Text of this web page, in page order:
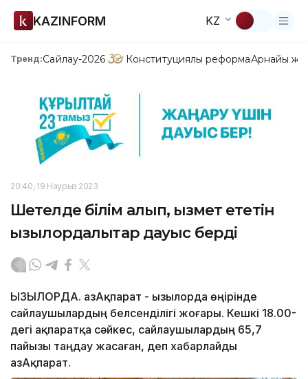
KAZINFORM KZ
Тренд:Сайлау-2026 Конституциялық реформаАрнайы
20:40, 19 Наурыз 2023
Шетелде білім алып, қызмет ететін
қызылордалықтар дауыс берді
ҚЫЗЫЛОРДА. ҚазАқпарат - Қызылорда өңірінде
сайлаушылардың белсенділігі жоғары. Кешкі 18.00-
дегі ақпаратқа сәйкес, сайлаушылардың 65,7
пайызы таңдау жасаған, деп хабарлайды
ҚазАқпарат.